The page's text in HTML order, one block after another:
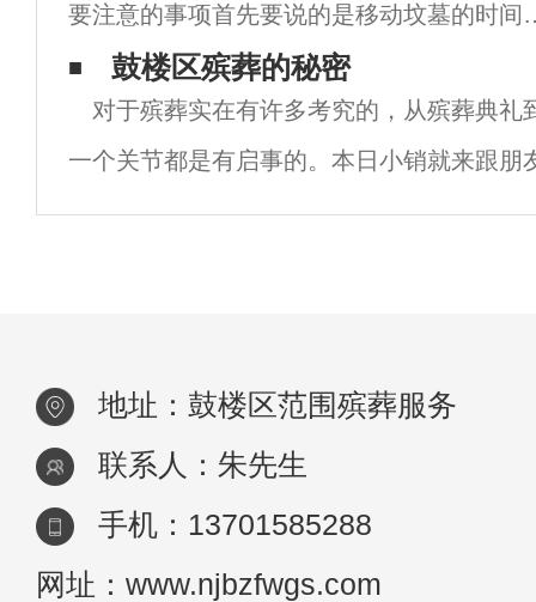
参阅鼓楼区白事一条龙公司讲解内容。鼓楼
白事一
要注意的事项首先要说的是移动坟墓的时间
移动坟墓的质量将直接影响到家庭的后代。
此，掌握移动坟墓的时间是非常重要的，可
说是谨慎的。一般来说，移动坟墓的蕞佳季
是清
鼓楼区殡葬的秘密
对于殡葬实在有许多考究的，从殡葬典礼
一个关节都是有启事的。本日小销就来跟朋
程中的非常后一件必要品——寿衣。为何逝
地址：鼓楼区范围殡葬服务
联系人：朱先生
手机：13701585288
网址：www.njbzfwgs.com